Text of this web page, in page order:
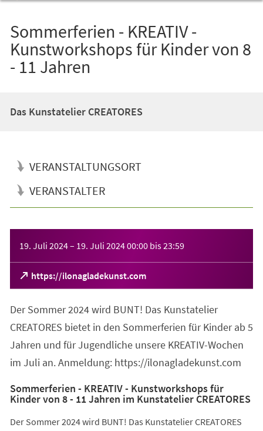
Sommerferien - KREATIV -
Kunstworkshops für Kinder von 8
- 11 Jahren
Das Kunstatelier CREATORES
VERANSTALTUNGSORT
VERANSTALTER
19. Juli 2024– 19. Juli 202400:00 bis23:59
https://ilonagladekunst.com
(Öffnet
in
neuen
Tab)
Der Sommer 2024 wird BUNT! Das Kunstatelier
CREATORES bietet in den Sommerferien für Kinder ab 5
Jahren und für Jugendliche unsere KREATIV-Wochen
im Juli an. Anmeldung: https://ilonagladekunst.com
Sommerferien - KREATIV - Kunstworkshops für
Kinder von 8 - 11 Jahren im Kunstatelier CREATORES
Der Sommer 2024 wird BUNT! Das Kunstatelier CREATORES